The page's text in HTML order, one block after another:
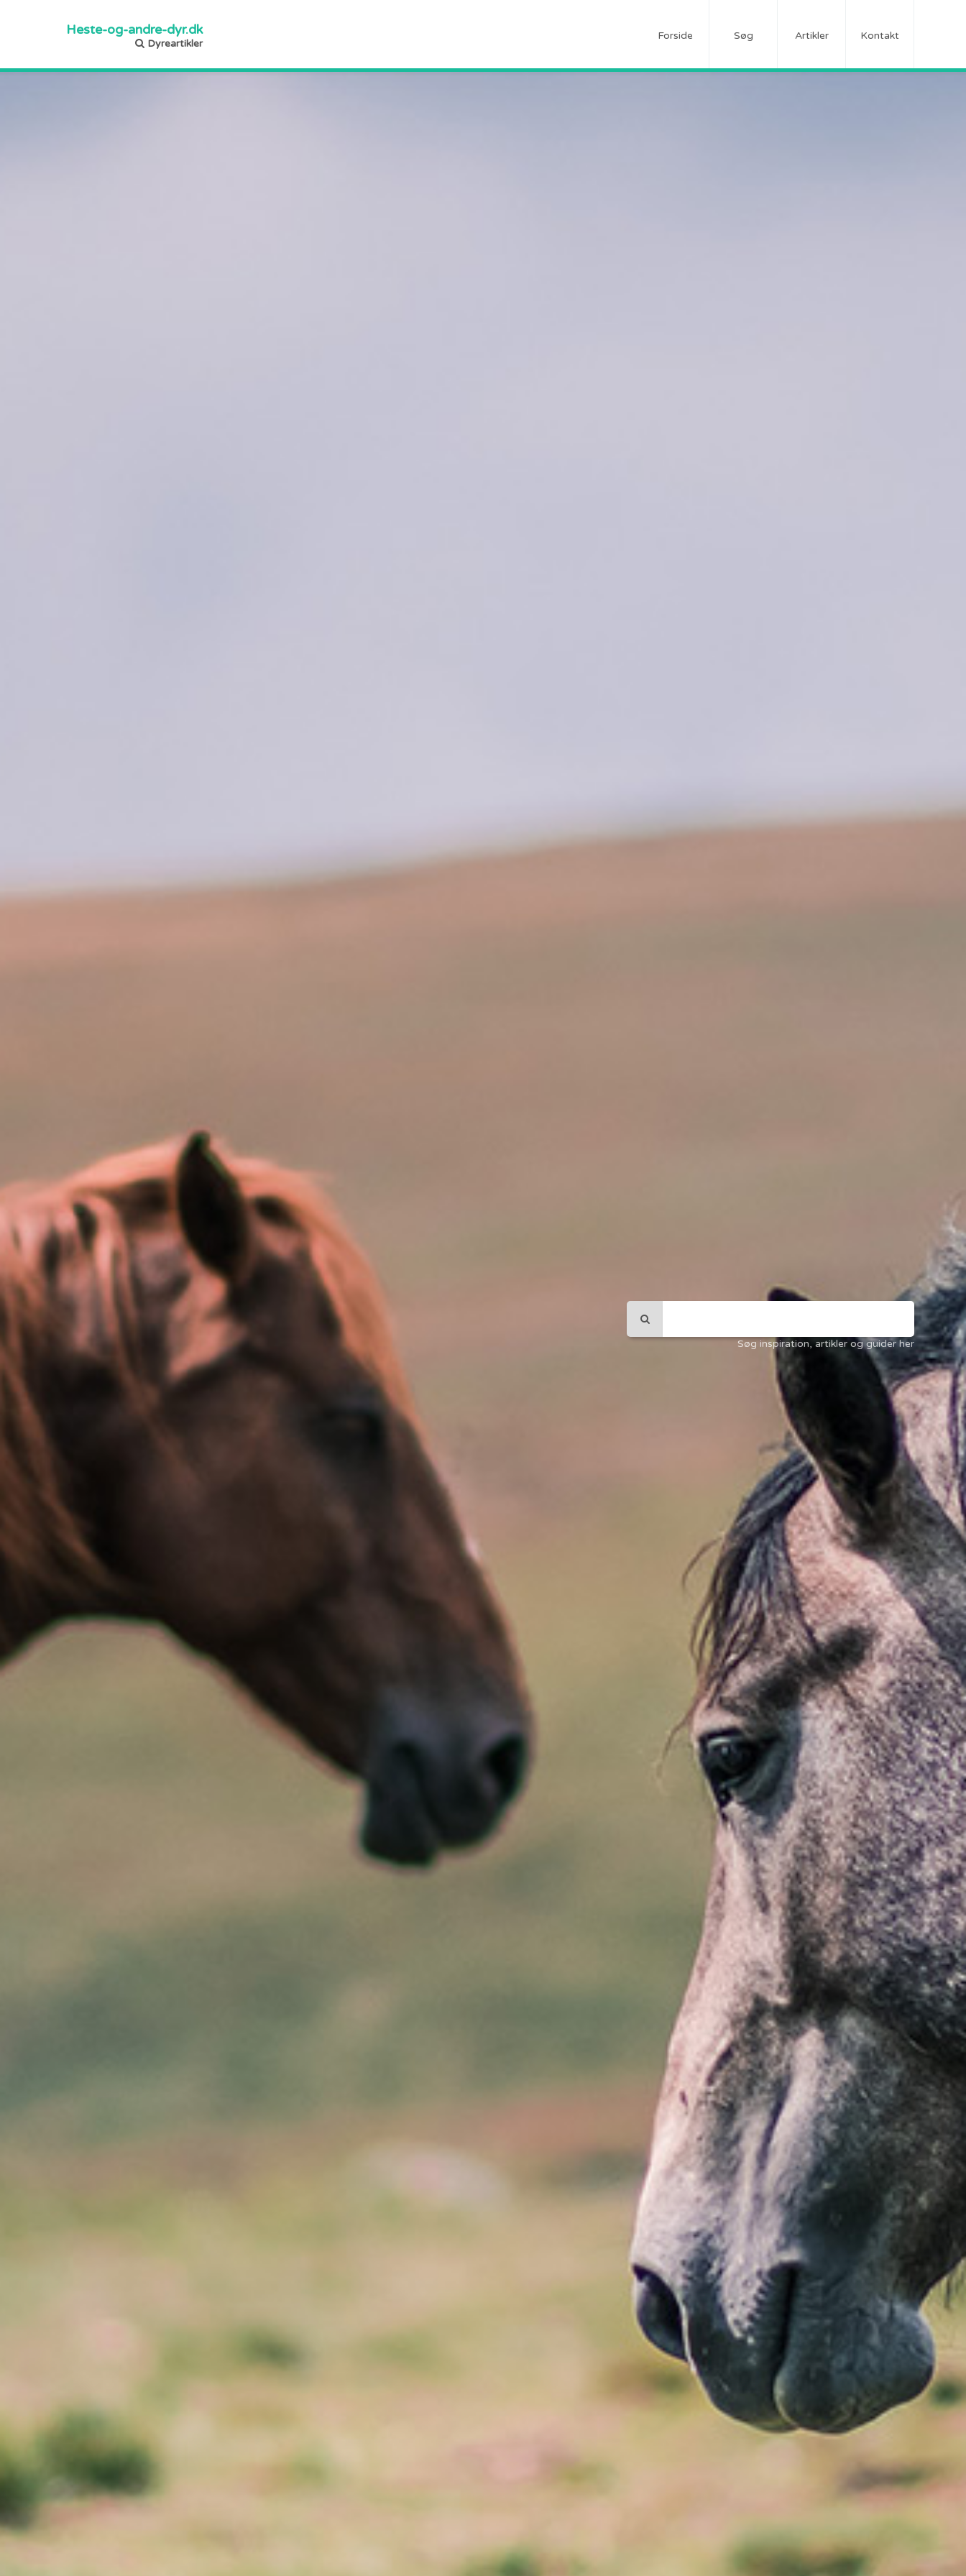
Heste-og-andre-dyr.dk
Dyreartikler
Forside Søg Artikler Kontakt
Søg inspiration, artikler og guider her